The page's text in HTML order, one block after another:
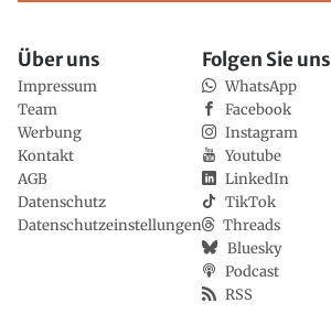
Über uns
Impressum
Team
Werbung
Kontakt
AGB
Datenschutz
Datenschutzeinstellungen
Folgen Sie uns
WhatsApp
Facebook
Instagram
Youtube
LinkedIn
TikTok
Threads
Bluesky
Podcast
RSS